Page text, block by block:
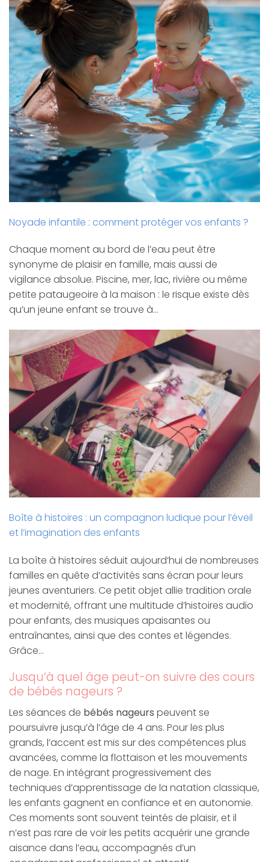
Noyade infantile : comment protéger vos enfants ?
Chaque moment au bord de l’eau peut être
synonyme de plaisir en famille, mais aussi de
vigilance absolue. Piscine, mer, lac, rivière ou même
petite pataugeoire à la maison : le risque existe dès
qu’un jeune enfant se trouve à…
Boîte à histoires : un compagnon ludique pour l’éveil
et l’imagination des enfants
La boîte à histoires séduit aujourd’hui de nombreuses
familles en quête d’activités sans écran pour leurs
jeunes aventuriers. Ce petit objet allie tradition orale
et modernité, offrant une multitude d’histoires audio
pour enfants, des musiques apaisantes ou
entraînantes, ainsi que des contes et légendes.
Grâce…
Jusqu’à quel âge peut-on suivre des cours
de bébés nageurs ?
Les séances de bébés nageurs peuvent se
poursuivre jusqu’à l’âge de 4 ans. Pour les plus
grands, l’accent est mis sur des compétences plus
avancées, comme la flottaison et les mouvements
de nage. En intégrant progressivement des
techniques d’apprentissage de la natation classique,
les enfants gagnent en confiance et en autonomie.
Ces moments sont souvent teintés de plaisir, et il
n’est pas rare de voir les petits acquérir une grande
aisance dans l’eau, accompagnés d’un